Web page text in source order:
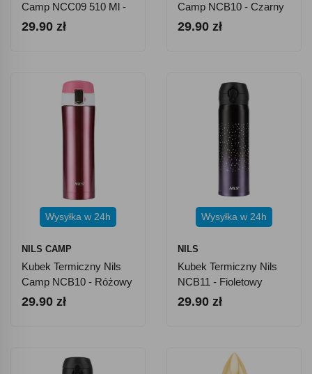
Camp NCC09 510 Ml -
Różowy
29.90 zł
Camp NCB10 - Czarny
29.90 zł
Wysyłka w 24h
NILS CAMP
Kubek Termiczny Nils
Camp NCB10 - Różowy
29.90 zł
Wysyłka w 24h
NILS
Kubek Termiczny Nils
NCB11 - Fioletowy
29.90 zł